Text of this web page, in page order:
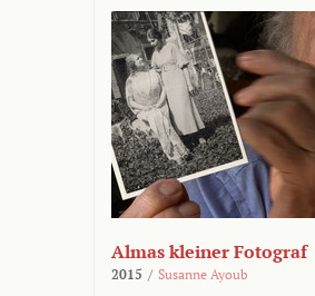
Almas kleiner Fotograf
2015 / Susanne Ayoub